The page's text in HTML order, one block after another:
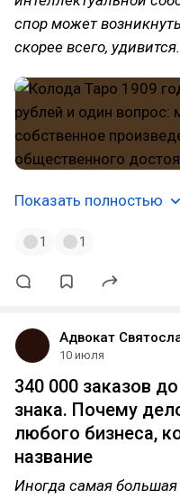
спор может
скорее всего, удивится.
Показать полностью
1 1
Адвокат
10 июля
340 000 заказов
знака. Почему
любого бизнеса,
название
Иногда самая